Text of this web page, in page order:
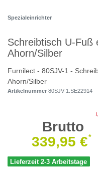
Spezialeinrichter
Schreibtisch U-Fuß
Ahorn/Silber
Furnilect - 80SJV-1 -
Ahorn/Silber
Artikelnummer 80SJV-1.SE22914
Brutto
339,95 €
*
Lieferzeit 2-3 Arbeitstage